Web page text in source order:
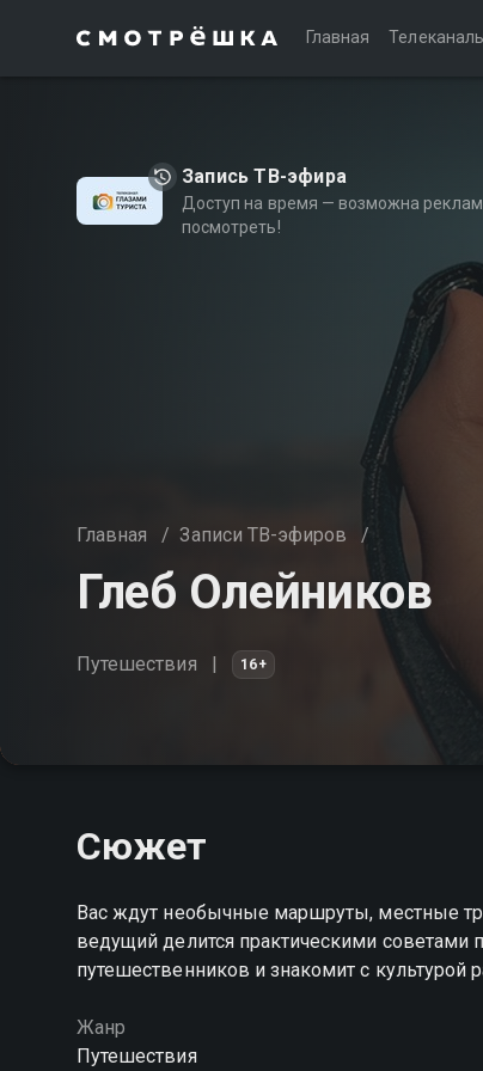
Главная
Запись ТВ-эфира
Доступ на время — возможна
посмотреть!
Главная / Записи ТВ-эфиров /
Глеб Олейников
Путешествия 16+
Сюжет
Вас ждут необычные маршруты, местные
ведущий делится практическими советами
путешественников и знакомит с культурой
Жанр
Путешествия